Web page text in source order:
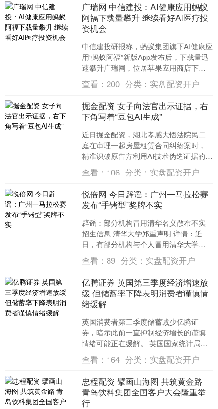
广瑞网 中信建投：AI健康应用蚂蚁
阿福下载量攀升 继续看好AI医疗投
资机会
中信建投研报称，蚂蚁集团旗下AI健康应
用“蚂蚁阿福”新版App发布后，下载量迅
速攀升广瑞网，位居苹果应用商店下载
总榜的第3位。今年以来，国内AI医疗在
政策、技术....
查看：200 分类： 实盘配资开户
掘金配资 女子向法官出示证据，右
下角写着“豆包AI生成”
近日掘金配资，湖北孝感大悟法院民二
庭在审理一起房屋租赁合同纠纷案时，
精准识破原告方利用AI技术伪造证据的行
为，依法对其予以训诫。 AI照片露马脚
谎言难自圆 2....
查看： 106 分类： 实盘配资开户
悦倍网 今日辟谣：广州一马拉松赛
发布“手铐型”奖牌不实
辟谣：部分机构冒用清华名义散布不实
招生信息 清华大学郑重声明 详情：近
日，有部分机构与个人冒用清华大学名
义开展招生宣讲，散布不实招生政策，
造成不良社会影响。对此....
查看：89 分类： 实盘配资开户
亿腾证券 英国第三季度经济增速放
缓 但储蓄率下降表明消费者谨慎情
绪缓解
英国消费者第三季度储蓄减少亿腾证
券，暗示此前一直抑制经济增长的谨慎
情绪可能正在缓解。 英国国家统计局周
一表示，截至9月底的三个月，消费者存
储的可支配收入比例从第....
查看： 164 分类： 实盘配资开户
忠程配资 擘画山海图 共筑黄金路
青岛饮料集团全国客户大会隆重举
行